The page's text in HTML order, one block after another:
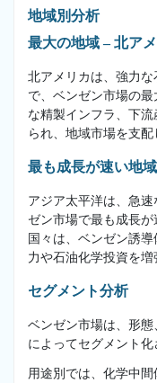
地域別分析
最大の地域 – 北ア
北アメリカは、強力
で、ベンゼン市場の
な精製インフラ、下
られ、地域市場を支配
最も成長が速い地
アジア太平洋は、急
ゼン市場で最も成長
国々は、ベンゼン誘
力や石油化学投資を増
セグメント分析
ベンゼン市場は、形
によってセグメント化
用途別では、化学中